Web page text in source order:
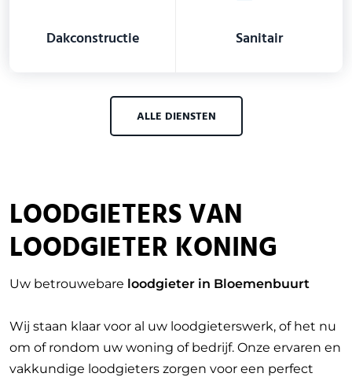
Dakconstructie Sanitair
ALLE DIENSTEN
LOODGIETERS VAN
LOODGIETER KONING
Uw betrouwebare loodgieter in Bloemenbuurt
Wij staan klaar voor al uw loodgieterswerk, of het nu
om of rondom uw woning of bedrijf. Onze ervaren en
vakkundige loodgieters zorgen voor een perfect